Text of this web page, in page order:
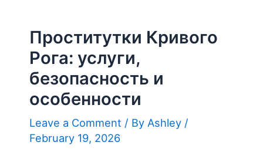
Проститутки Кривого
Рога: услуги,
безопасность и
особенности
Leave a Comment / By Ashley /
February 19, 2026